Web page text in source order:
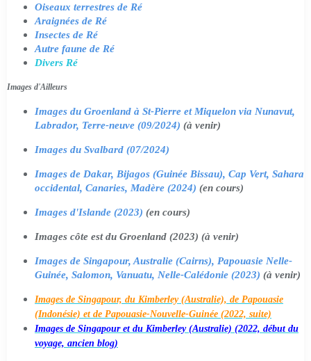
Oiseaux terrestres de Ré
Araignées de Ré
Insectes de Ré
Autre faune de Ré
Divers Ré
Images d'Ailleurs
Images du Groenland à St-Pierre et Miquelon via Nunavut,
Labrador, Terre-neuve (09/2024) (à venir)
Images du Svalbard (07/2024)
Images de Dakar, Bijagos (Guinée Bissau), Cap Vert, Sahara
occidental, Canaries, Madère (2024) (en cours)
Images d'Islande (2023) (en cours)
Images côte est du Groenland (2023) (à venir)
Images de Singapour, Australie (Cairns), Papouasie Nelle-
Guinée, Salomon, Vanuatu, Nelle-Calédonie (2023) (à venir)
Images de Singapour, du Kimberley (Australie), de Papouasie
(Indonésie) et de Papouasie-Nouvelle-Guinée (2022, suite)
Images de Singapour et du Kimberley (Australie) (2022, début du
voyage, ancien blog)